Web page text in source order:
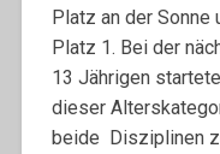
Platz an der Sonne
Platz 1. Bei der
13 Jährigen
dieser
beide Disziplinen